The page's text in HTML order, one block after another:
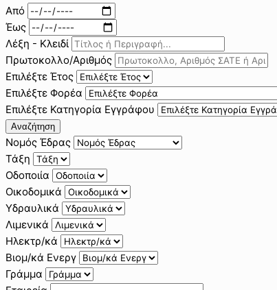
Από
Έως
Λέξη - Κλειδί
Πρωτοκολλο/Αριθμός
Επιλέξτε Έτος
Επιλέξτε Φορέα
Επιλέξτε Κατηγορία Εγγράφου
Αναζήτηση
Νομός Έδρας
Τάξη
Οδοποιία
Οικοδομικά
Υδραυλικά
Λιμενικά
Ηλεκτρ/κά
Βιομ/κά Ενεργ
Γράμμα